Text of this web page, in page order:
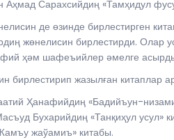
Сарахсийдиң «Тамҳидул
де өзинде бирлестирген
жөнелисин бирлестирди. Олар
ҳәм шафеъийлер әмелге
жазылған китаплар
Ҳанафийдиң «Бадийъун-
Бухарийдиң «Танқиҳул усул»
жаўамиъ» китабы.